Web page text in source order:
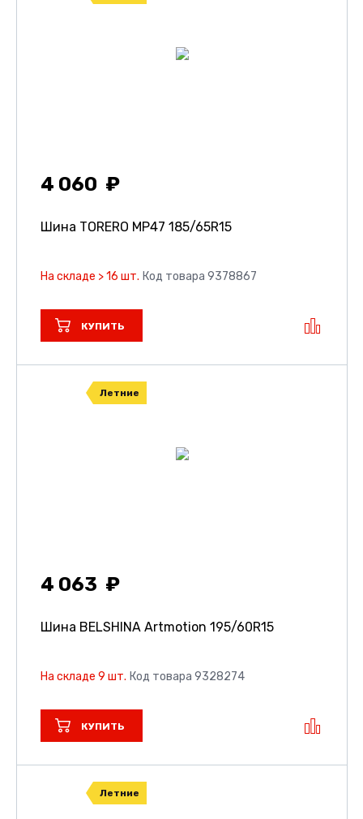
4 060
Шина TORERO MP47 185/65R15
На складе > 16 шт. Код товара 9378867
КУПИТЬ
Летние
4 063
Шина BELSHINA Artmotion 195/60R15
На складе 9 шт. Код товара 9328274
КУПИТЬ
Летние